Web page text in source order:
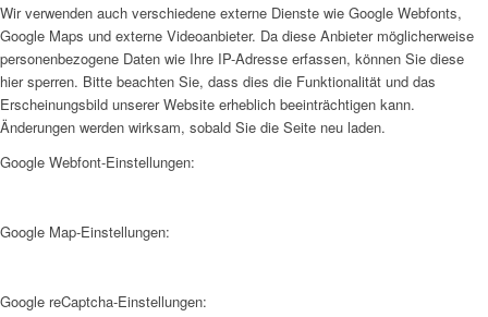
Wir verwenden auch verschiedene externe Dienste wie Google Webfonts,
Google Maps und externe Videoanbieter. Da diese Anbieter möglicherweise
personenbezogene Daten wie Ihre IP-Adresse erfassen, können Sie diese
hier sperren. Bitte beachten Sie, dass dies die Funktionalität und das
Erscheinungsbild unserer Website erheblich beeinträchtigen kann.
Änderungen werden wirksam, sobald Sie die Seite neu laden.
Google Webfont-Einstellungen:
Google Map-Einstellungen:
Google reCaptcha-Einstellungen: